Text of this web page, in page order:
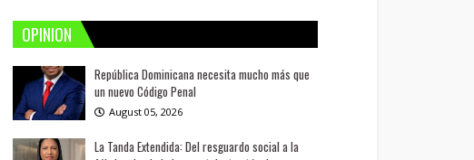
OPINION
República Dominicana necesita mucho más que
un nuevo Código Penal
August 05, 2026
La Tanda Extendida: Del resguardo social a la